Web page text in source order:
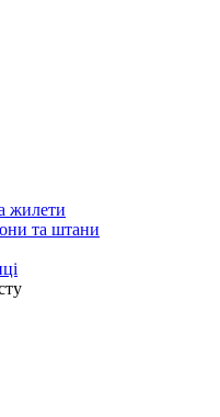
жилети
та штани